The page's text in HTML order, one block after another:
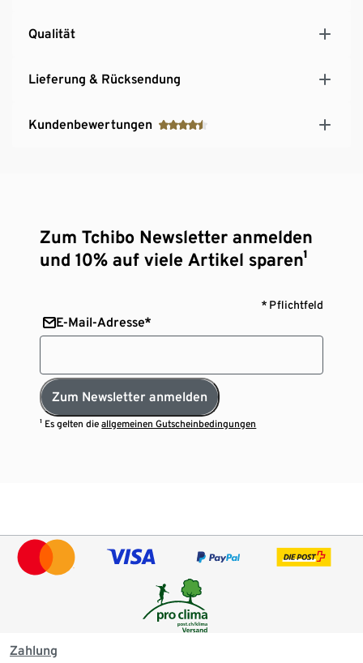
Qualität
Lieferung & Rücksendung
Kundenbewertungen
Zum Tchibo Newsletter anmelden
und 10% auf viele Artikel sparen¹
* Pflichtfeld
E-Mail-Adresse*
Zum Newsletter anmelden
¹ Es gelten dieallgemeinen Gutscheinbedingungen
Zahlung